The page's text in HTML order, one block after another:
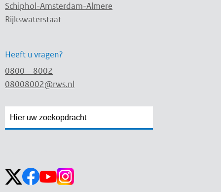
Schiphol-Amsterdam-Almere
Rijkswaterstaat
Heeft u vragen?
0800 – 8002
08008002@rws.nl